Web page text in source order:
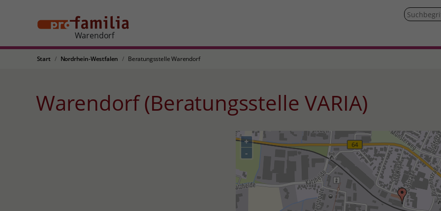
Warendorf
Start Nordrhein-Westfalen Beratungsstelle Warendorf
Warendorf (Beratungsstelle VARIA)
+
-